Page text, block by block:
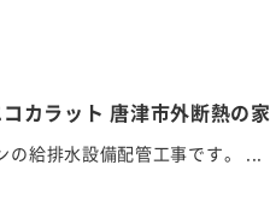
カラット 唐津市外断熱の家
給排水設備配管工事です。 ...